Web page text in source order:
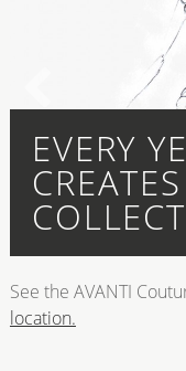
EVERY
See the AVANTI
location.